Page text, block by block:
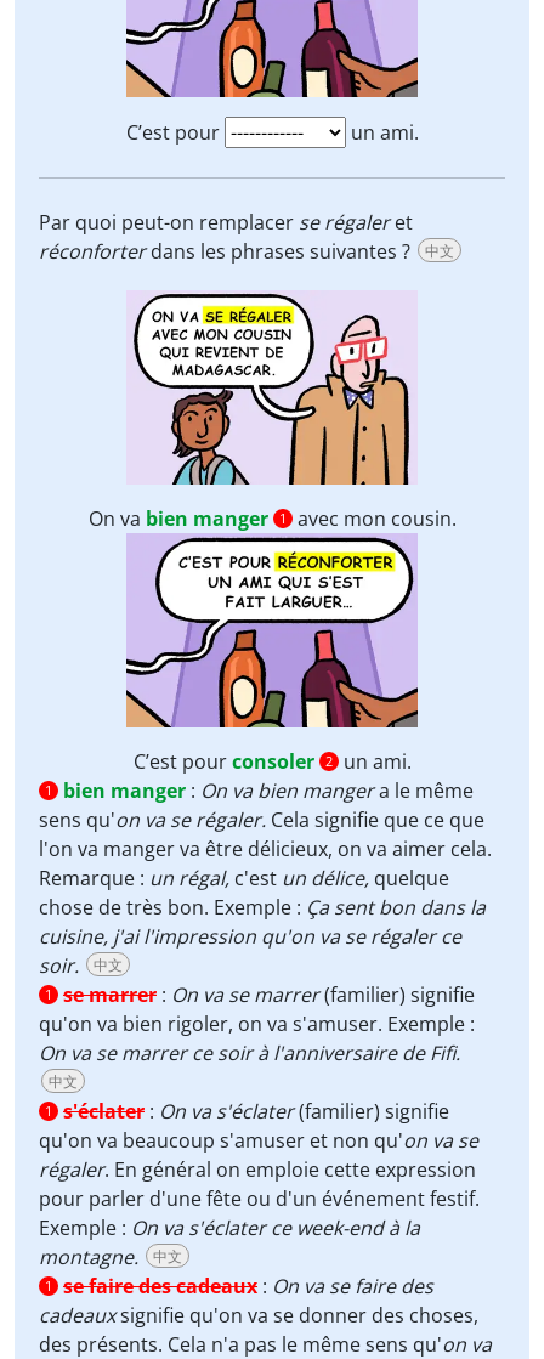
C’est pour un ami.
Par quoi peut-on remplacer serégaleret
réconforterdans les phrases suivantes ? 中文
On va bien manger 1 avec mon cousin.
C’est pourconsoler 2 un ami.
1 bien manger : On va bien mangera le même
sens qu'on va se régaler. Cela signifie que ce que
l'on va manger va être délicieux, on va aimer cela.
Remarque : un régal, c'est un délice, quelque
chose de très bon. Exemple : Ça sent bon dans la
cuisine, j'ai l'impression qu'on va se régaler ce
soir.
中文
1 se marrer : On va se marrer(familier) signifie
qu'on va bien rigoler, on va s'amuser. Exemple :
On va se marrer ce soir à l'anniversaire de Fifi.
中文
1 s'éclater : On va s'éclater(familier) signifie
qu'on va beaucoup s'amuser et non qu'on va se
régaler. En général on emploie cette expression
pour parler d'une fête ou d'un événement festif.
Exemple : On va s'éclater ce week-end à la
montagne.
中文
1 se faire des cadeaux : On va se faire des
cadeauxsignifie qu'on va se donner des choses,
des présents. Cela n'a pas le même sens qu'on va